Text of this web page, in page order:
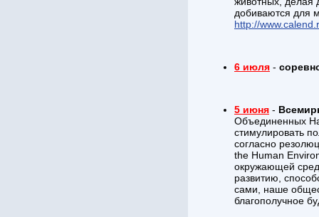
добиваются для
http://
6 июля -
5 июня -
Объединенных
стимулировать
согласно
the Human
окружающей
развитию,
сами, наше
благополучное